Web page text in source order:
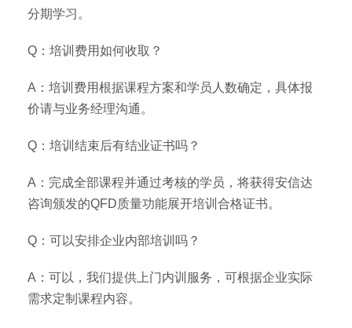
分期学习。
Q：培训费用如何收取？
A：培训费用根据课程方案和学员人数确定，具体报
价请与业务经理沟通。
Q：培训结束后有结业证书吗？
A：完成全部课程并通过考核的学员，将获得安信达
咨询颁发的QFD质量功能展开培训合格证书。
Q：可以安排企业内部培训吗？
A：可以，我们提供上门内训服务，可根据企业实际
需求定制课程内容。